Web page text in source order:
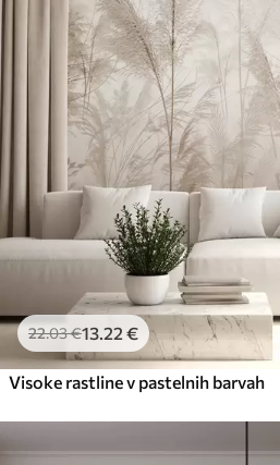
22.03€13 .22 €
Visoke rastline v pastelnih barvah